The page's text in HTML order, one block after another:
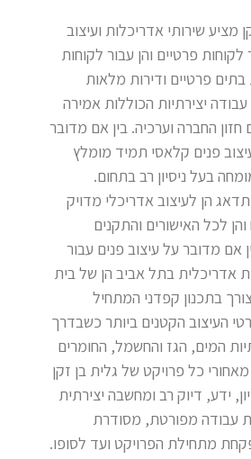
מציע שירותי אדריכלות ועיצוב
לקוחות פרטיים והן עבור לקוחות
פרטיים ודירות מלאות
יצירתיות הכוללות אמירה
החברה וערכיה. בין אם מדובר
פנים קלאסי תמיד מומלץ
בעל ניסיון רב בתחום.
הן לעיצוב אדריכלי מדויק
לכל האישורים והתקנים
אם מדובר על עיצוב פנים עבור
אדריכלית בתל אביב הן של בית
בתכנון קפדני המתחיל
העיצוב הקטנים ביותר כשבדרך
המים, הגז והחשמל, החומרים
כל פרויקט של גלית בן זקן
ידע, דיוק רב ומחשבה יצירתית
עבודה מפורטת, מסודרת
מתחילת הפרויקט ועד לסופו.